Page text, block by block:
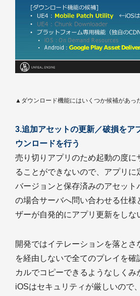
▲ダウンロード機能にはいくつか候補があっ
3.追加アセットの更新／破損をア
ウンロードを行う
売り切りアプリのため起動の度に
ることができないので、アプリに
バージョンと保存済みのアセット
の場合サーバへ問い合わせる仕様
ザーが自発的にアプリ更新をしな
開発ではイテレーションを落とさ
を経由しないで全てのプレイを確
カルでコピーできるようなしくみ
iOSはセキュリティが厳しいので